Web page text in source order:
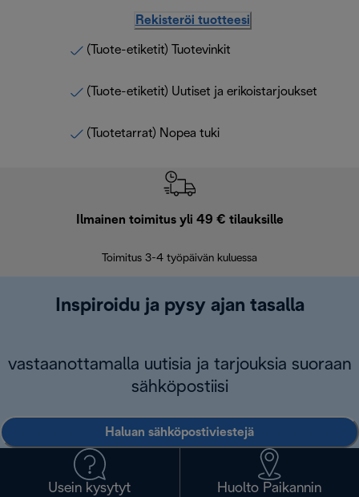
Rekisteröi tuotteesi
(Tuote-etiketit) Tuotevinkit
(Tuote-etiketit) Uutiset ja erikoistarjoukset
(Tuotetarrat) Nopea tuki
Ilmainen toimitus yli 49 € tilauksille
Toimitus 3-4 työpäivän kuluessa
Inspiroidu ja pysy ajan tasalla
vastaanottamalla uutisia ja tarjouksia suoraan
sähköpostiisi
Haluan sähköpostiviestejä
Usein kysytyt
Huolto Paikannin